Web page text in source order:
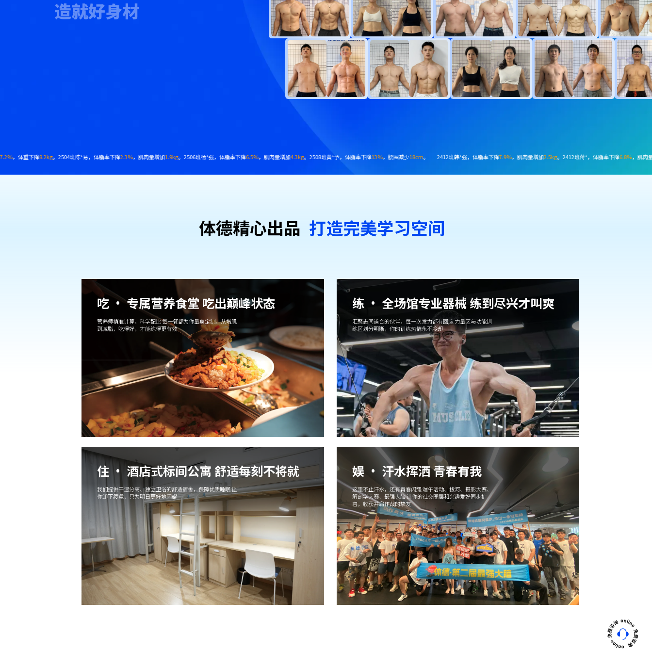
造就好身材
。2508班黄*予，体脂率下降13%，腰围减少18cm。 2412班韩*强，体脂率下降7.9%，肌肉量增加2.5kg。2412班蒋*，体脂率下降6.8%，肌肉量增加4.9kg。2503班陈*泽，体脂率下降7.3%，减脂 4.9kg。2503班张*然，体脂率下降12.2%，肌肉量增加3.6kg。2504班梁*，
体德精⼼出品 打造完美学习空间
吃 · 专属营养食堂 吃出巅峰状态
营养师精准计算，科学配比 每一餐都为你量身定制，从增肌
到减脂，吃得好，才能练得更有效
练 · 全场馆专业器械 练到尽兴才叫爽
汇聚志同道合的伙伴，每一次发力都有回应 力量区与功能训
练区划分明晰，你的训练热情永不冷却
住 · 酒店式标间公寓 舒适每刻不将就
我们提供干湿分离、独立卫浴的舒适宿舍，保障优质睡眠 让
你卸下疲惫，只为明日更好地闪耀
娱 · 汗水挥洒 青春有我
这里不止汗水，还有青春闪耀 端午活动、拔河、摄影大赛、
解剖学大赛、最强大脑 让你的社交圈层和兴趣爱好同步扩
容，收获并肩作战的挚友